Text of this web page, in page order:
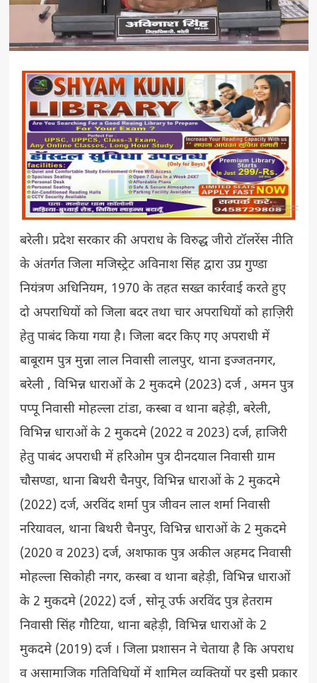
बरेली। प्रदेश सरकार की अपराध के विरुद्ध जीरो टॉलरेंस नीति
के अंतर्गत जिला मजिस्ट्रेट अविनाश सिंह द्वारा उप्र गुण्डा
नियंत्रण अधिनियम, 1970 के तहत सख्त कार्रवाई करते हुए
दो अपराधियों को जिला बदर तथा चार अपराधियों को हाज़िरी
हेतु पाबंद किया गया है। जिला बदर किए गए अपराधी में
बाबूराम पुत्र मुन्ना लाल निवासी लालपुर, थाना इज्जतनगर,
बरेली , विभिन्न धाराओं के 2 मुकदमे (2023) दर्ज , अमन पुत्र
पप्पू निवासी मोहल्ला टांडा, कस्बा व थाना बहेड़ी, बरेली,
विभिन्न धाराओं के 2 मुकदमे (2022 व 2023) दर्ज, हाजिरी
हेतु पाबंद अपराधी में हरिओम पुत्र दीनदयाल निवासी ग्राम
चौसण्डा, थाना बिथरी चैनपुर, विभिन्न धाराओं के 2 मुकदमे
(2022) दर्ज, अरविंद शर्मा पुत्र जीवन लाल शर्मा निवासी
नरियावल, थाना बिथरी चैनपुर, विभिन्न धाराओं के 2 मुकदमे
(2020 व 2023) दर्ज, अशफाक पुत्र अकील अहमद निवासी
मोहल्ला सिकोही नगर, कस्बा व थाना बहेड़ी, विभिन्न धाराओं
के 2 मुकदमे (2022) दर्ज , सोनू उर्फ अरविंद पुत्र हेतराम
निवासी सिंह गौटिया, थाना बहेड़ी, विभिन्न धाराओं के 2
मुकदमे (2019) दर्ज । जिला प्रशासन ने चेताया है कि अपराध
व असामाजिक गतिविधियों में शामिल व्यक्तियों पर इसी प्रकार